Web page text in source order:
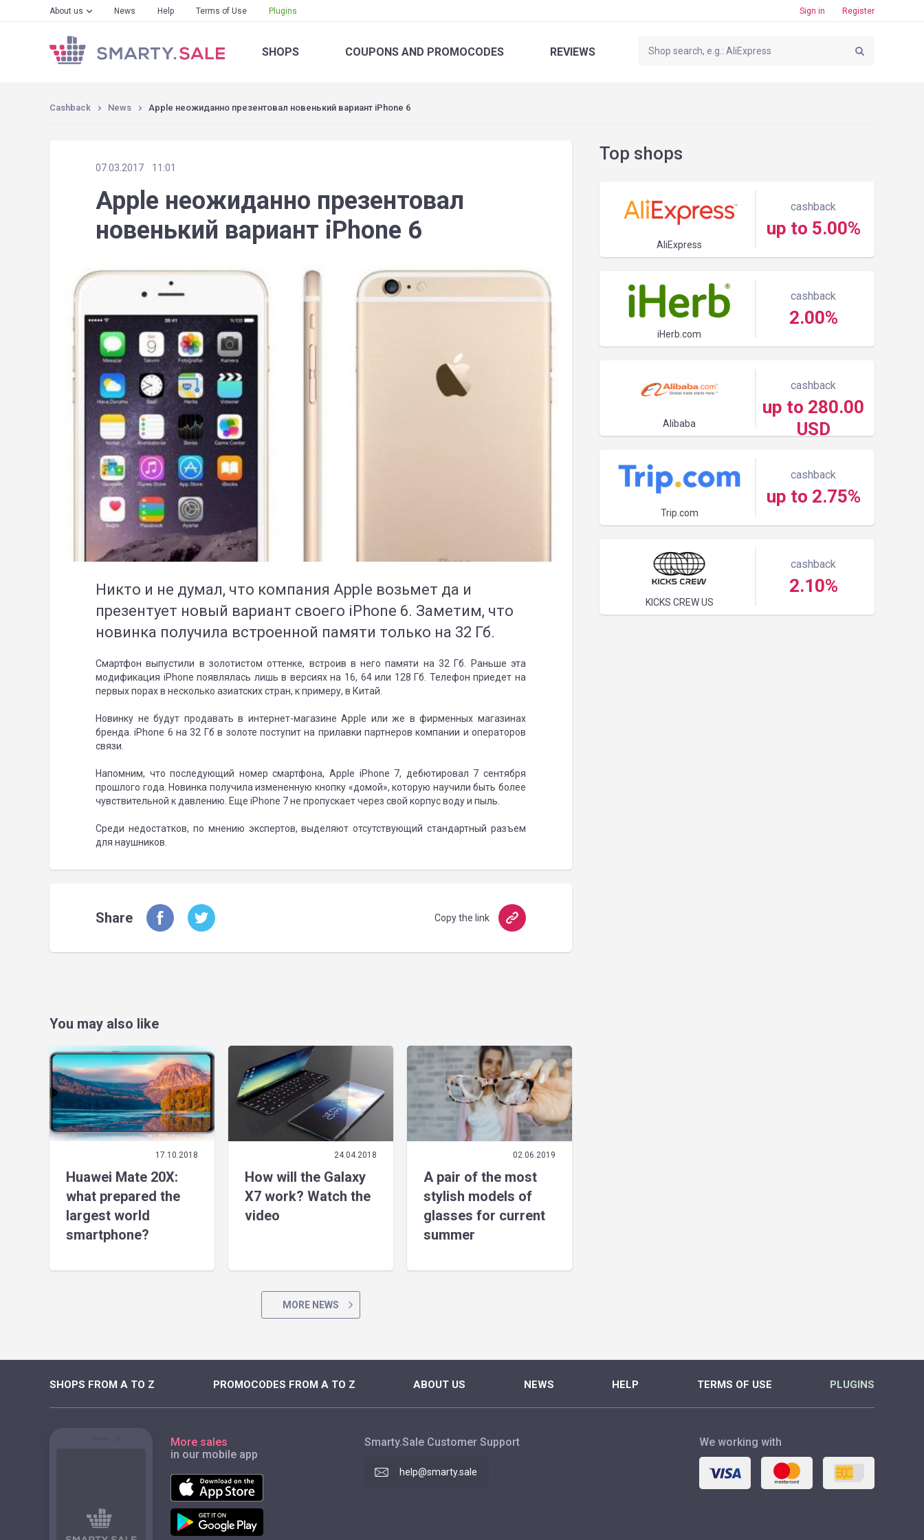
About us News Help Terms of Use Plugins Sign in Register
SHOPS COUPONS AND PROMOCODES REVIEWS
Cashback News Apple неожиданно презентовал новенький вариант iPhone 6
07.03.2017 11:01
Apple неожиданно презентовал
новенький вариант iPhone 6
Никто и не думал, что компания Apple возьмет да и
презентует новый вариант своего iPhone 6. Заметим, что
новинка получила встроенной памяти только на 32 Гб.
Смартфон выпустили в золотистом оттенке, встроив в него памяти на 32 Гб. Раньше эта
модификация iPhone появлялась лишь в версиях на 16, 64 или 128 Гб. Телефон приедет на
первых порах в несколько азиатских стран, к примеру, в Китай.
Новинку не будут продавать в интернет-магазине Apple или же в фирменных магазинах
бренда. iPhone 6 на 32 Гб в золоте поступит на прилавки партнеров компании и операторов
связи.
Напомним, что последующий номер смартфона, Apple iPhone 7, дебютировал 7 сентября
прошлого года. Новинка получила измененную кнопку «домой», которую научили быть более
чувствительной к давлению. Еще iPhone 7 не пропускает через свой корпус воду и пыль.
Среди недостатков, по мнению экспертов, выделяют отсутствующий стандартный разъем
для наушников.
Share Copy the link
You may also like
17.10.2018
Huawei Mate 20X:
what prepared the
largest world
smartphone?
24.04.2018
How will the Galaxy
X7 work? Watch the
video
02.06.2019
A pair of the most
stylish models of
glasses for current
summer
MORE NEWS
Top shops
AliExpress
cashback
up to 5.00%
iHerb.com
cashback
2.00%
Alibaba
cashback
up to 280.00
USD
Trip.com
cashback
up to 2.75%
KICKS CREW US
cashback
2.10%
SHOPS FROM A TO Z PROMOCODES FROM A TO Z ABOUT US NEWS HELP TERMS OF USE PLUGINS
More sales
in our mobile app
We working with
Smarty.Sale Customer Support
help@smarty.sale